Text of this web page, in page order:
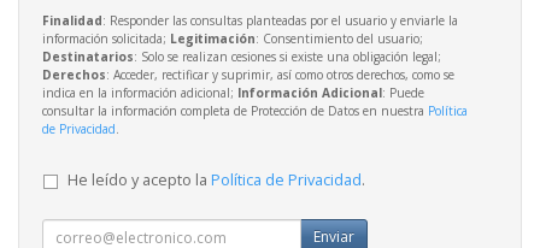
Finalidad: Responder las consultas planteadas por el usuario y enviarle la
información solicitada; Legitimación: Consentimiento del usuario;
Destinatarios: Solo se realizan cesiones si existe una obligación legal;
Derechos: Acceder, rectificar y suprimir, así como otros derechos, como se
indica en la información adicional; Información Adicional: Puede
consultar la información completa de Protección de Datos en nuestra Política
de Privacidad.
He leído y acepto la Política de Privacidad.
Enviar